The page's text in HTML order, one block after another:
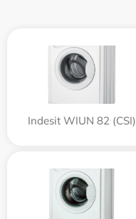
Indesit WIUN 82 (CSI)